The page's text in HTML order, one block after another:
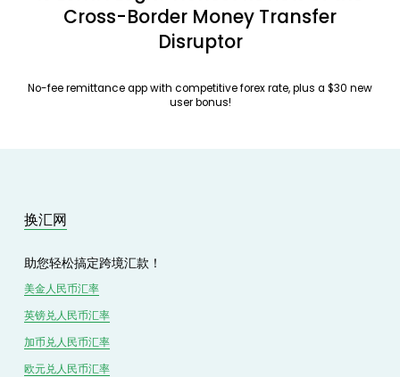
Cross-Border Money Transfer
Disruptor
No-fee remittance app with competitive forex rate, plus a $30 new
user bonus!
换汇网
助您轻松搞定跨境汇款！
美金人民币汇率
英镑兑人民币汇率
加币兑人民币汇率
欧元兑人民币汇率